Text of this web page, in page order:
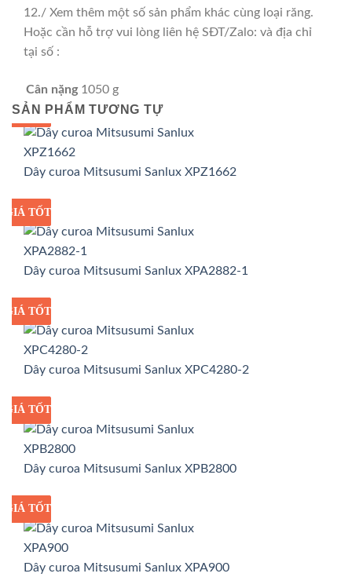
12./ Xem thêm một số sản phẩm khác cùng loại răng.
Hoặc cần hỗ trợ vui lòng liên hệ SĐT/Zalo: và địa chỉ
tại số :
Cân nặng 1050 g
SẢN PHẨM TƯƠNG TỰ
GIÁ SỈ
GIÁ TỐT
Dây curoa Mitsusumi Sanlux XPZ1662
GIÁ SỈ
GIÁ TỐT
Dây curoa Mitsusumi Sanlux XPA2882-1
GIÁ SỈ
GIÁ TỐT
Dây curoa Mitsusumi Sanlux XPC4280-2
GIÁ SỈ
GIÁ TỐT
Dây curoa Mitsusumi Sanlux XPB2800
GIÁ SỈ
GIÁ TỐT
Dây curoa Mitsusumi Sanlux XPA900